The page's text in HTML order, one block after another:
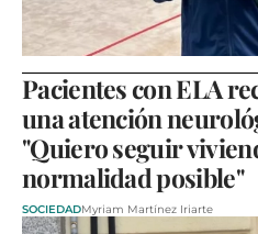
Pacientes con ELA
una atención
"Quiero seguir
normalidad posible"
SOCIEDADMyriam Martínez Iriarte